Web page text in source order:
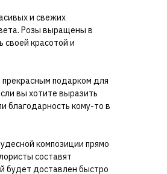
и свежих
Розы выращены в
красотой и
подарком для
вы хотите выразить
благодарность кому-то в
композиции прямо
составят
будет доставлен быстро